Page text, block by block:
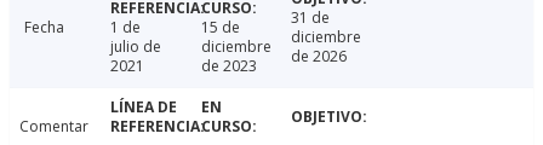
Fecha
1 de
julio de
2021
15 de
diciembre
de 2023
31 de
diciembre
de 2026
Comentar